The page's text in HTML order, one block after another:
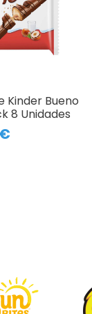
Kinder Bueno
8 Unidades